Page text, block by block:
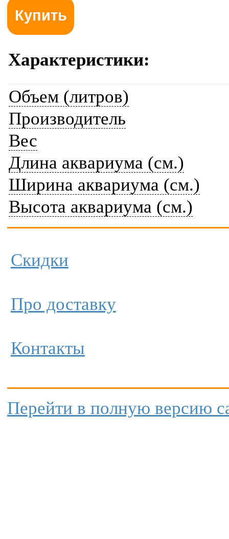
Характеристики:
Объем (литров)
Производитель
Вес
Длина аквариума (см.)
Ширина аквариума (см.)
Высота аквариума (см.)
Скидки
Про доставку
Контакты
Перейти в полную версию